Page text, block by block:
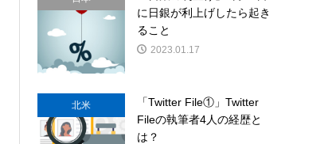
に日銀が利上げしたら起き
ること
2023.01.17
北米
「Twitter File①」Twitter
Fileの執筆者4人の経歴と
は？